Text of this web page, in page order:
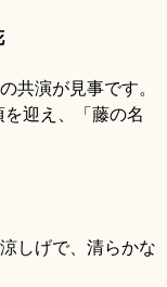
共演が見事です。
迎え、「藤の名
しげで、清らかな